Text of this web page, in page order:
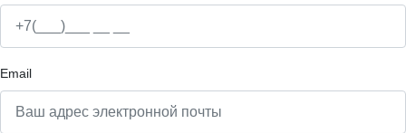
Email